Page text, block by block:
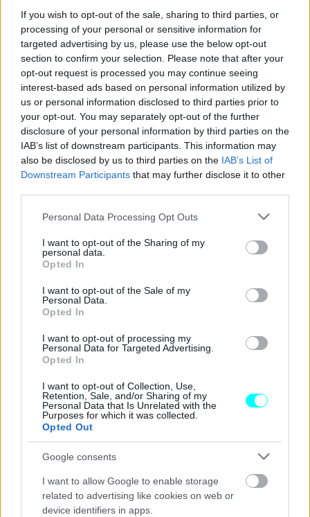
If you wish to opt-out of the sale, sharing to third parties, or
processing of your personal or sensitive information for
targeted advertising by us, please use the below opt-out
section to confirm your selection. Please note that after your
opt-out request is processed you may continue seeing
interest-based ads based on personal information utilized by
us or personal information disclosed to third parties prior to
your opt-out. You may separately opt-out of the further
disclosure of your personal information by third parties on the
IAB’s list of downstream participants. This information may
also be disclosed by us to third parties on the IAB’s List of
Downstream Participants that may further disclose it to other
Please note that this website/app uses one or more Google
not limited to your visit or usage behaviour. You may click to
grant or deny consent to Google and its third-party tags to
use your data for below specified purposes in below Google
consent section.
Personal Data Processing Opt Outs
I want to opt-out of the Sharing of my
personal data.
Opted In
I want to opt-out of the Sale of my
Personal Data.
Opted In
I want to opt-out of processing my
Personal Data for Targeted Advertising.
Opted In
I want to opt-out of Collection, Use,
Retention, Sale, and/or Sharing of my
Personal Data that Is Unrelated with the
Purposes for which it was collected.
Opted Out
Google consents
I want to allow Google to enable storage
related to advertising like cookies on web or
device identifiers in apps.
Όπως δήλωσε εκπρόσωπος του Στέιτ Ντιπάρτμεντ την
Πέμπτη 13 Φεβρουαρίου, η ομοσπονδιακή
της πρόθεσης του Λευκού Οίκου να διερευνήσει το
ενδιαφέρον εταιρειών για την παραγωγή θωρακισμένων
ηλεκτρικών οχημάτων.
για το αίτημα του υπουργείου την εποχή εκείνη. Το
επόμενο βήμα θα ήταν ηπρόσκληση για την υποβολή
προσφορών, η οποία ωστόσο σήμερα έχει τεθεί σε
αναστολή.
Σημειώνεται ότι ο Musk είχεεπενδύσει πολλά
εκατομμύρια δολάρια για να στηρίξει την εκλογή του